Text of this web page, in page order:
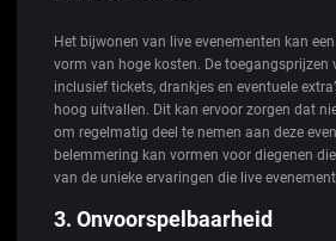
Het bijwonen van live evenementen kan
vorm van hoge kosten. De toegangsprijzen
inclusief tickets, drankjes en eventuele
hoog uitvallen. Dit kan ervoor zorgen dat
om regelmatig deel te nemen aan deze
belemmering kan vormen voor diegenen
van de unieke ervaringen die live
3. Onvoorspelbaarheid